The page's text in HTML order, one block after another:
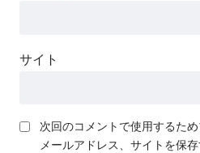
サイト
次回のコメントで使用するた
メールアドレス、サイトを保存